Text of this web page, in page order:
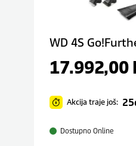
WD 4S
17.992,00
Akcija traje još:
Dostupno Online